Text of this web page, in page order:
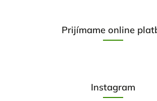
Prijímame online
Instagram